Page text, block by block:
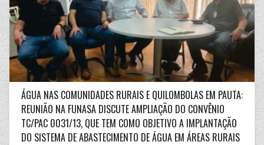
ÁGUA NAS COMUNIDADES RURAIS E QUILOMBOLAS EM PAUTA:
REUNIÃO NA FUNASA DISCUTE AMPLIAÇÃO DO CONVÊNIO
TC/PAC 0031/13, QUE TEM COMO OBJETIVO A IMPLANTAÇÃO
DO SISTEMA DE ABASTECIMENTO DE ÁGUA EM ÁREAS RURAIS